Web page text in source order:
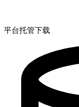
平台托管下载